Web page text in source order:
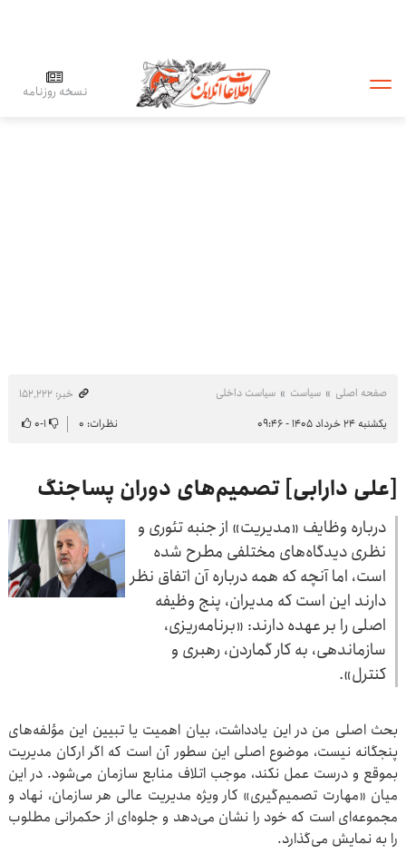
نسخه روزنامه
صفحه اصلی سیاست سیاست داخلی
خبر: ۱۵۲٬۲۲۲
یکشنبه ۲۴ خرداد ۱۴۰۵ - ۰۹:۴۶
نظرات: ۰ ۱-۰
[علی دارابی] تصمیم‌های دوران پساجنگ
درباره وظایف «مدیریت» از جنبه تئوری و
نظری دیدگاه‌های مختلفی مطرح شده
است، اما آنچه که همه درباره آن اتفاق نظر
دارند این است که مدیران، پنج وظیفه
اصلی را بر عهده دارند: «برنامه‌ریزی،
سازماندهی، به کار گماردن، رهبری و
کنترل».
بحث اصلی من در این یادداشت، بیان اهمیت یا تبیین این مؤلفه‌های
پنجگانه نیست، موضوع اصلی این سطور آن است که اگر ارکان مدیریت
بموقع و درست عمل نکند، موجب اتلاف منابع سازمان می‌شود. در این
میان «مهارت تصمیم‌گیری» کار ویژه مدیریت عالی هر سازمان، نهاد و
مجموعه‌ای است که خود را نشان می‌دهد و جلوه‌ای از حکمرانی مطلوب
را به نمایش می‌گذارد.